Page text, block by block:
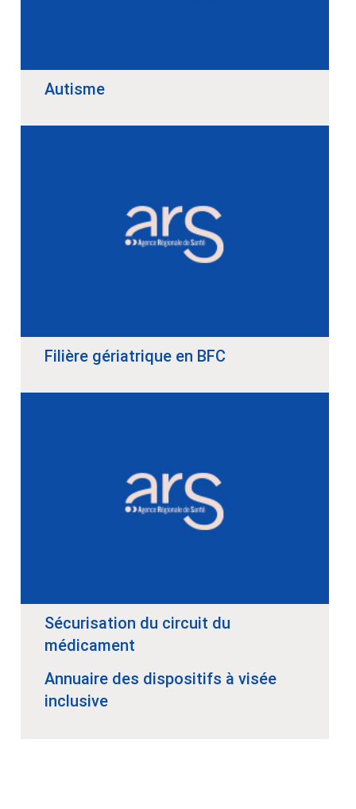
Autisme
Filière gériatrique en BFC
Sécurisation du circuit du
médicament
Annuaire des dispositifs à visée
inclusive